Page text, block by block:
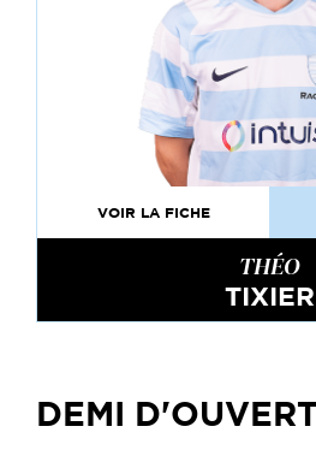
VOIR LA FICHE
THÉO
TIXIER
DEMI